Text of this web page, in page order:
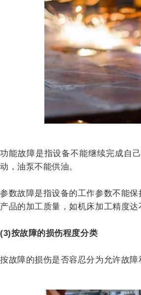
功能故障是指设备不能继续完成自
动，油泵不能供油。
参数故障是指设备的工作参数不能
产品的加工质量，如机床加工精度
(3)按故障的损伤程度分类
按故障的损伤是否容忍分为允许故障